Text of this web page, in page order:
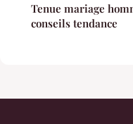
Tenue mariage
conseils tendance